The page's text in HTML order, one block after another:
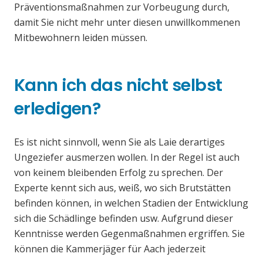
Präventionsmaßnahmen zur Vorbeugung durch,
damit Sie nicht mehr unter diesen unwillkommenen
Mitbewohnern leiden müssen.
Kann ich das nicht selbst
erledigen?
Es ist nicht sinnvoll, wenn Sie als Laie derartiges
Ungeziefer ausmerzen wollen. In der Regel ist auch
von keinem bleibenden Erfolg zu sprechen. Der
Experte kennt sich aus, weiß, wo sich Brutstätten
befinden können, in welchen Stadien der Entwicklung
sich die Schädlinge befinden usw. Aufgrund dieser
Kenntnisse werden Gegenmaßnahmen ergriffen. Sie
können die Kammerjäger für Aach jederzeit